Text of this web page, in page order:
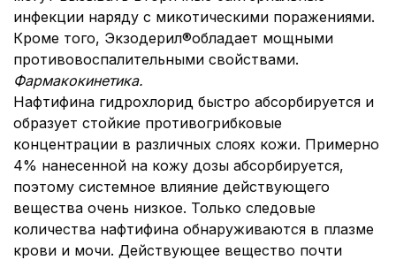
инфекции наряду с микотическими поражениями.
Кроме того, Экзодерил®обладает мощными
противовоспалительными свойствами.
Фармакокинетика.
Нафтифина гидрохлорид быстро абсорбируется и
образует стойкие противогрибковые
концентрации в различных слоях кожи. Примерно
4% нанесенной на кожу дозы абсорбируется,
поэтому системное влияние действующего
вещества очень низкое. Только следовые
количества нафтифина обнаруживаются в плазме
крови и мочи. Действующее вещество почти